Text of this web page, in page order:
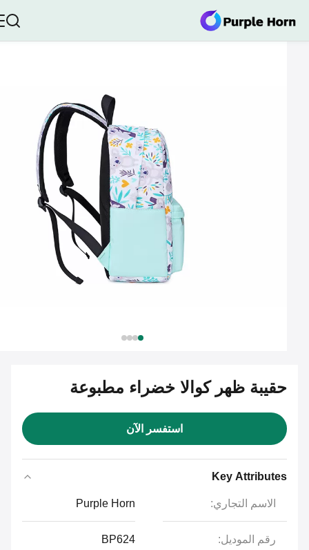
حقيبة ظهر كوالا خضراء مطبوعة
استفسر الآن
Key Attributes
الاسم التجاري: Purple Horn
رقم الموديل: BP624